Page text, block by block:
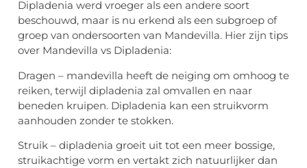
Dipladenia werd vroeger als een andere soort
beschouwd, maar is nu erkend als een subgroep of
groep van ondersoorten van Mandevilla. Hier zijn tips
over Mandevilla vs Dipladenia:
Dragen – mandevilla heeft de neiging om omhoog te
reiken, terwijl dipladenia zal omvallen en naar
beneden kruipen. Dipladenia kan een struikvorm
aanhouden zonder te stokken.
Struik – dipladenia groeit uit tot een meer bossige,
struikachtige vorm en vertakt zich natuurlijker dan